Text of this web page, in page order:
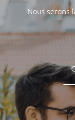
Nous serons